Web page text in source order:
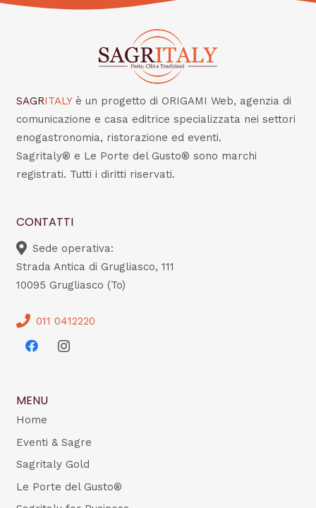
SAGRITALY è un progetto di ORIGAMI Web, agenzia di
comunicazione e casa editrice specializzata nei settori
enogastronomia, ristorazione ed eventi.
Sagritaly® e Le Porte del Gusto® sono marchi
registrati. Tutti i diritti riservati.
CONTATTI
Sede operativa:
Strada Antica di Grugliasco, 111
10095 Grugliasco (To)
011 0412220
MENU
Home
Eventi & Sagre
Sagritaly Gold
Le Porte del Gusto®